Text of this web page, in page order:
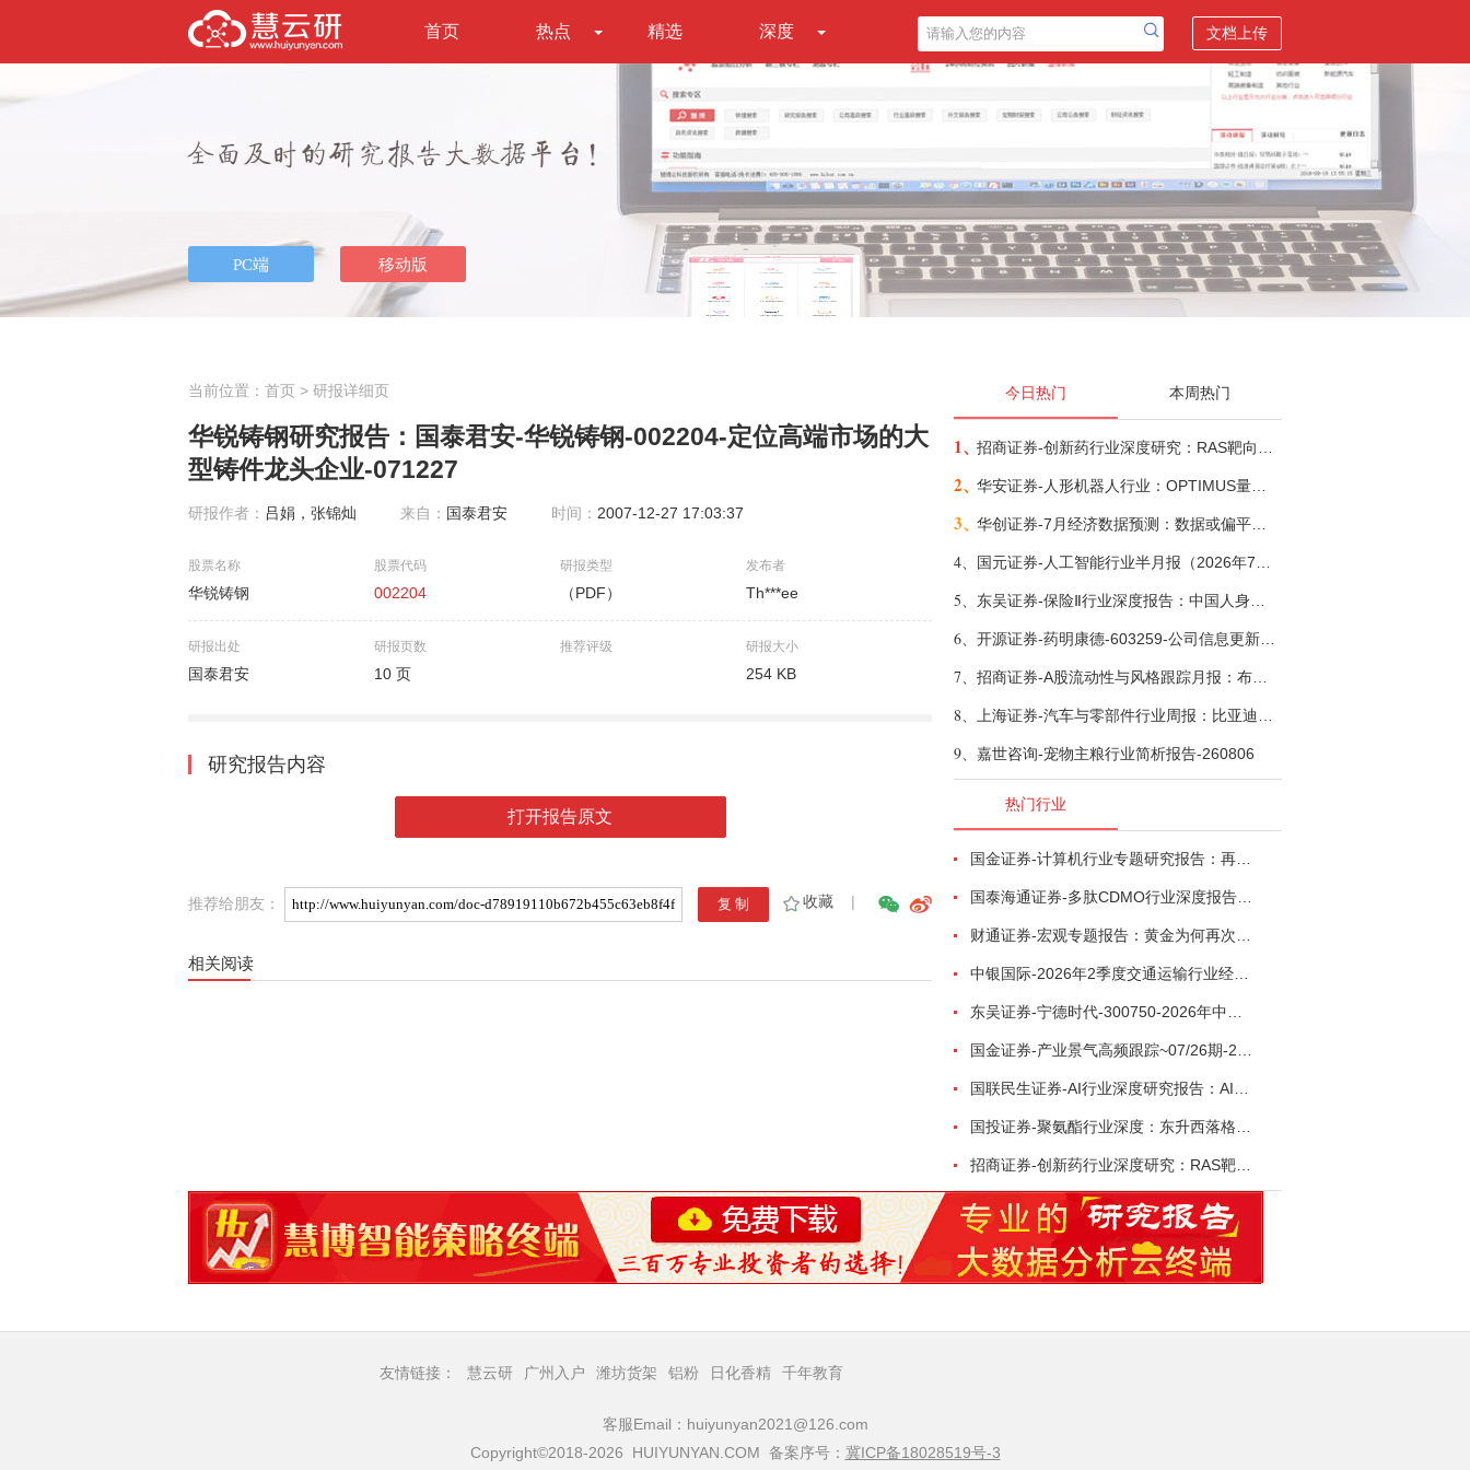
首页 热点 精选 深度 文档上传
当前位置： 首页 > 研报详细页
华锐铸钢研究报告：国泰君安-华锐铸钢-002204-定位高端市场的大
型铸件龙头企业-071227
研报作者： 吕娟，张锦灿 来自： 国泰君安 时间： 2007-12-27 17:03:37
股票名称
华锐铸钢
股票代码
002204
研报类型
（PDF）
发布者
Th***ee
研报出处
国泰君安
研报页数
10 页
推荐评级 研报大小
254 KB
研究报告内容
打开报告原文
推荐给朋友： 收藏 |
相关阅读
今日热门 本周热门
1、
2、
3、
4、
5、
6、
7、
8、
9、 嘉世咨询-宠物主粮行业简析报告-260806
热门行业
友情链接： 慧云研 广州入户 潍坊货架 铝粉 日化香精 千年教育
客服Email：huiyunyan2021@126.com
Copyright©2018-2026 HUIYUNYAN.COM 备案序号： 冀ICP备18028519号-3